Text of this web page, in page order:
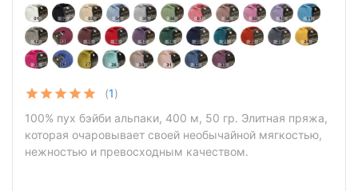
(1)
100% пух бэйби альпаки, 400 м, 50 гр. Элитная пряжа,
которая очаровывает своей необычайной мягкостью,
нежностью и превосходным качеством.